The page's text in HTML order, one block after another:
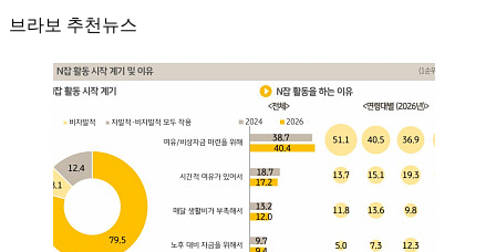
브라보 추천뉴스